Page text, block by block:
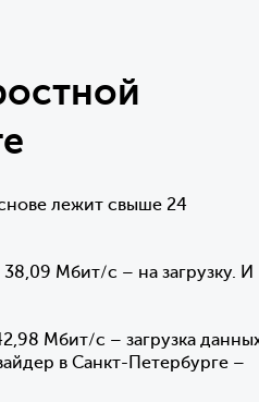
лежит свыше 24
Мбит/с – на загрузку. И
Мбит/с – загрузка
в Санкт-Петербурге –